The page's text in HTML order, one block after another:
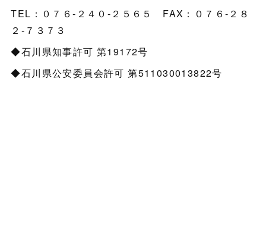
TEL：０７６‐２４０‐２５６５ FAX：０７６‐２８
２‐７３７３
◆石川県知事許可 第19172号
◆石川県公安委員会許可 第511030013822号